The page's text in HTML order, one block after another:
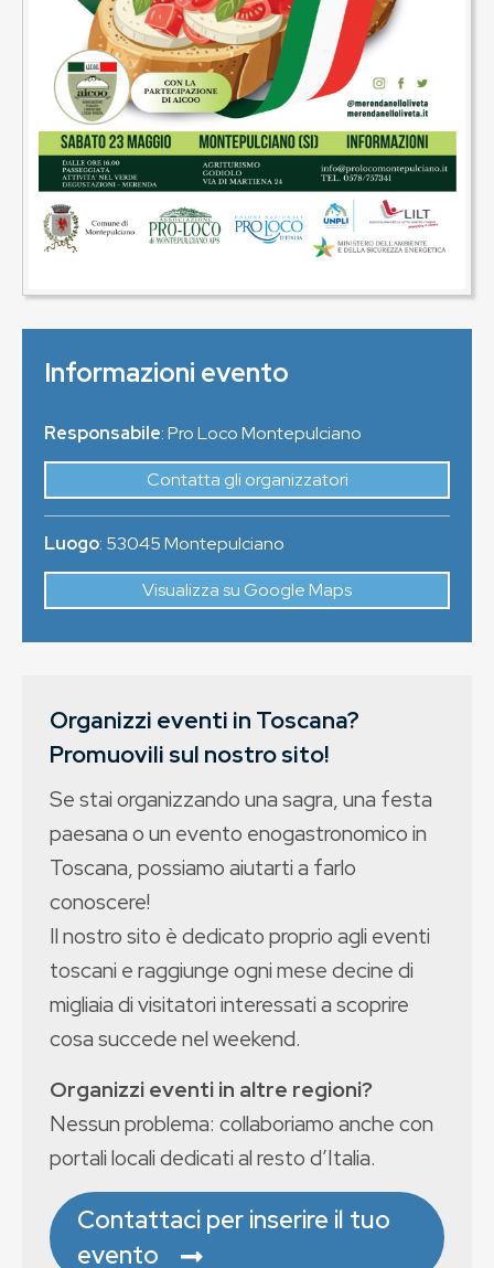
Informazioni evento
Responsabile: Pro Loco Montepulciano
Contatta gli organizzatori
Luogo: 53045Montepulciano
Visualizza su Google Maps
Organizzi eventi in Toscana?
Promuovili sul nostro sito!
Se stai organizzando una sagra, una festa
paesana o un evento enogastronomico in
Toscana, possiamo aiutarti a farlo
conoscere!
Il nostro sito è dedicato proprio agli eventi
toscani e raggiunge ogni mese decine di
migliaia di visitatori interessati a scoprire
cosa succede nel weekend.
Organizzi eventi in altre regioni?
Nessun problema: collaboriamo anche con
portali locali dedicati al resto d’Italia.
Contattaci per inserire il tuo
evento